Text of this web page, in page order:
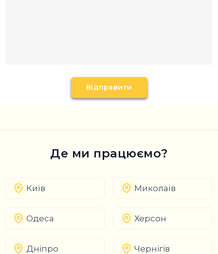
Де ми працюємо?
Київ Миколаїв
Одеса Херсон
Дніпро Чернігів